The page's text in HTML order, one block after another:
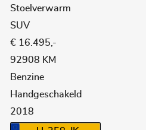
Stoelverwarm
SUV
€ 16.495,-
92908 KM
Benzine
Handgeschakeld
2018